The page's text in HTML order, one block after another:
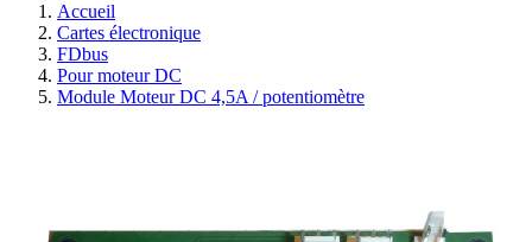
Accueil
Cartes électronique
FDbus
Pour moteur DC
Module Moteur DC 4,5A / potentiomètre